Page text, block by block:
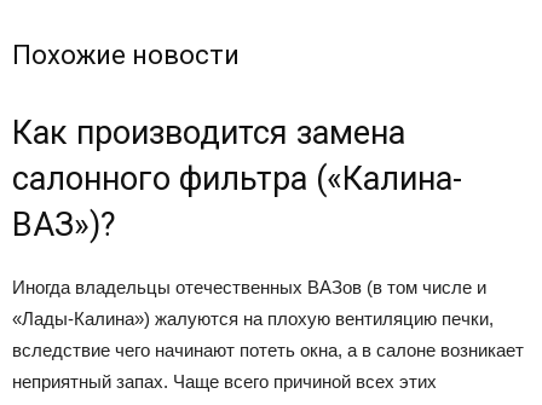
Похожие новости
Как производится замена
салонного фильтра («Калина-
ВАЗ»)?
Иногда владельцы отечественных ВАЗов (в том числе и
«Лады-Калина») жалуются на плохую вентиляцию печки,
вследствие чего начинают потеть окна, а в салоне возникает
неприятный запах. Чаще всего причиной всех этих